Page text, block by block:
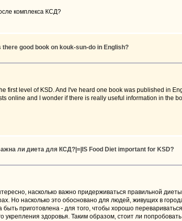
комплекса КСД?
there good book on kouk-sun-do in English?
first level of KSD. And I've heard one book was published in
online and I wonder if there is really useful information in the
ли диета для КСД?|=|IS Food Diet important for KSD?
насколько важно придерживаться правильной
Но насколько это обосновано для людей, живущих в
приготовлена - для того, чтобы хорошо
здоровья. Таким образом, стоит ли